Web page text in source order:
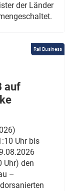
der Länder
Rail Business
auf
Uhr bis
Uhr) den
–